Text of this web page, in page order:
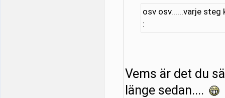
osv osv......varje steg
:
Vems är det du
länge sedan....